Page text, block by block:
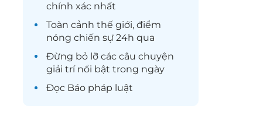
chính xác nhất
Toàn cảnh thế giới, điểm
nóng chiến sự 24h qua
Đừng bỏ lỡ các câu chuyện
giải trínổi bật trong ngày
Đọc Báo pháp luật